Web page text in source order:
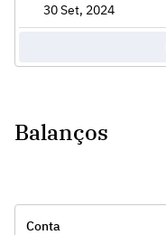
30 Set, 2024
Balanços
Conta